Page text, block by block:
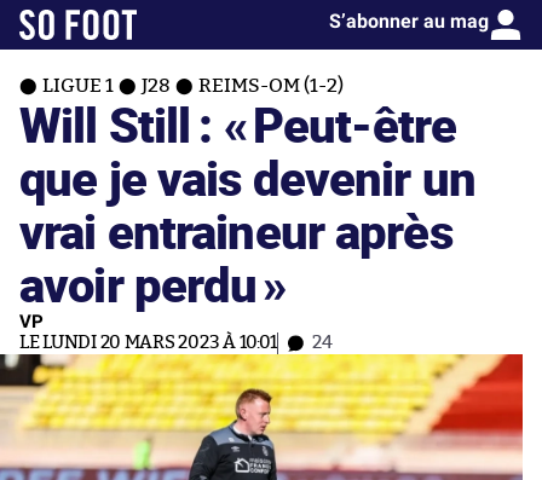
S’abonner au mag
LIGUE 1 J28 REIMS-OM (1-2)
Will Still : «Peut-être
que je vais devenir un
vrai entraineur après
avoir perdu»
VP
LE LUNDI 20 MARS 2023 À 10:01 24